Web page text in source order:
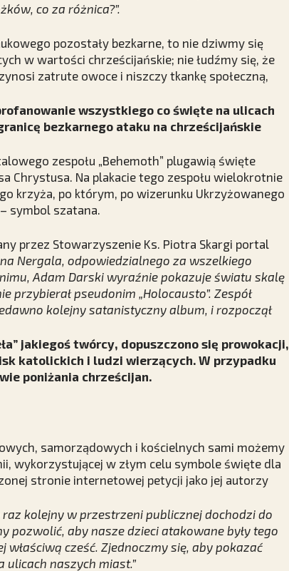
co za różnica?”.
pozostały bezkarne, to nie dziwmy się
w wartości chrześcijańskie; nie łudźmy się, że
zatrute owoce i niszczy tkankę społeczną,
wszystkiego co święte na ulicach
bezkarnego ataku na chrześcijańskie
zespołu „Behemoth” plugawią święte
Chrystusa. Na plakacie tego zespołu wielokrotnie
krzyża, po którym, po wizerunku Ukrzyżowanego
symbol szatana.
przez Stowarzyszenie Ks. Piotra Skargi portal
Nergala, odpowiedzialnego za wszelkiego
Adam Darski wyraźnie pokazuje światu skalę
przybierał pseudonim „Holocausto”. Zespół
kolejny satanistyczny album, i rozpoczął
jakiegoś twórcy, dopuszczono się prowokacji,
katolickich i ludzi wierzących. W przypadku
poniżania chrześcijan.
samorządowych i kościelnych sami możemy
wykorzystującej w złym celu symbole święte dla
stronie internetowej petycji jako jej autorzy
raz kolejny w przestrzeni publicznej dochodzi do
pozwolić, aby nasze dzieci atakowane były tego
cześć. Zjednoczmy się, aby pokazać
ulicach naszych miast.”